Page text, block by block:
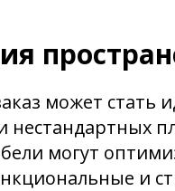
может
нестандартных
могут
и